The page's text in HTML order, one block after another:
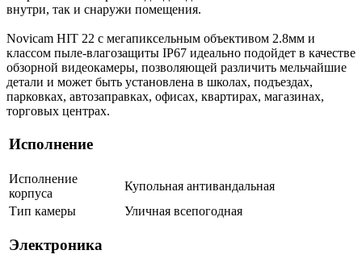
внутри, так и снаружи помещения.
Novicam HIT 22 с мегапиксельным объективом 2.8мм и
классом пыле-влагозащиты IP67 идеально подойдет в качестве
обзорной видеокамеры, позволяющей различить мельчайшие
детали и может быть установлена в школах, подъездах,
парковках, автозаправках, офисах, квартирах, магазинах,
торговых центрах.
Исполнение
Исполнение
корпуса
Купольная антивандальная
Тип камеры
Уличная всепогодная
Электроника